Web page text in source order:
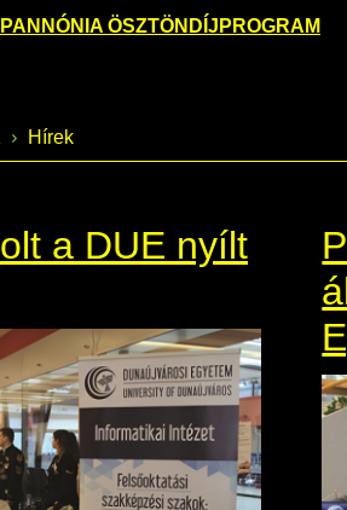
PANNÓNIA ÖSZTÖNDÍJPROGRAM
Hírek
a DUE nyílt